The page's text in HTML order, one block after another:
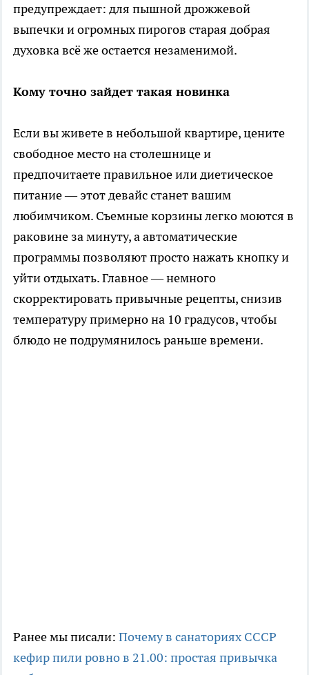
предупреждает: для пышной дрожжевой
выпечки и огромных пирогов старая добрая
духовка всё же остается незаменимой.
Кому точно зайдет такая новинка
Если вы живете в небольшой квартире, цените
свободное место на столешнице и
предпочитаете правильное или диетическое
питание — этот девайс станет вашим
любимчиком. Съемные корзины легко моются в
раковине за минуту, а автоматические
программы позволяют просто нажать кнопку и
уйти отдыхать. Главное — немного
скорректировать привычные рецепты, снизив
температуру примерно на 10 градусов, чтобы
блюдо не подрумянилось раньше времени.
Ранее мы писали: Почему в санаториях СССР
кефир пили ровно в 21.00: простая привычка